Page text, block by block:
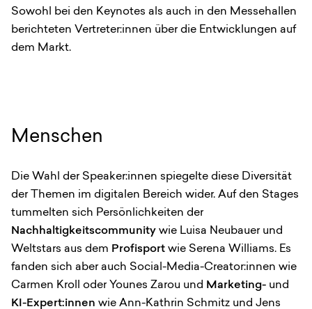
Sowohl bei den Keynotes als auch in den Messehallen
berichteten Vertreter:innen über die Entwicklungen auf
dem Markt.
Menschen
Die Wahl der Speaker:innen spiegelte diese Diversität
der Themen im digitalen Bereich wider. Auf den Stages
tummelten sich Persönlichkeiten der
Nachhaltigkeitscommunity wie Luisa Neubauer und
Weltstars aus dem Profisport wie Serena Williams. Es
fanden sich aber auch Social-Media-Creator:innen wie
Carmen Kroll oder Younes Zarou und Marketing- und
KI-Expert:innen wie Ann-Kathrin Schmitz und Jens